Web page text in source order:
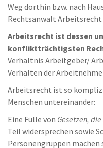
Weg dorthin bzw. nach
Rechtsanwalt Arbeitsrecht
Arbeitsrecht ist dessen
konfliktträchtigsten
Verhältnis Arbeitgeber/
Verhalten der
Arbeitsrecht ist so
Menschen untereinander:
Eine Fülle von Gesetzen,
Teil widersprechen sowie
Personengruppen machen